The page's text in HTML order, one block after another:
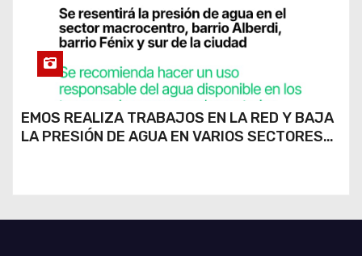
EMOS REALIZA TRABAJOS EN LA RED Y BAJA
LA PRESIÓN DE AGUA EN VARIOS SECTORES